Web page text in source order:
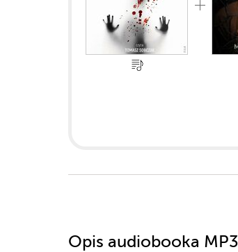
Opis audiobooka MP3